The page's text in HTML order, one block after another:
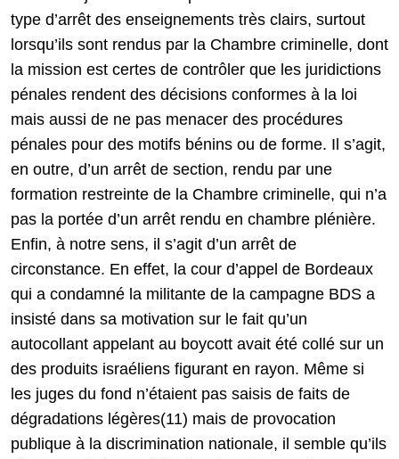
type d’arrêt des enseignements très clairs, surtout
lorsqu’ils sont rendus par la Chambre criminelle, dont
la mission est certes de contrôler que les juridictions
pénales rendent des décisions conformes à la loi
mais aussi de ne pas menacer des procédures
pénales pour des motifs bénins ou de forme. Il s’agit,
en outre, d’un arrêt de section, rendu par une
formation restreinte de la Chambre criminelle, qui n’a
pas la portée d’un arrêt rendu en chambre plénière.
Enfin, à notre sens, il s’agit d’un arrêt de
circonstance. En effet, la cour d’appel de Bordeaux
qui a condamné la militante de la campagne BDS a
insisté dans sa motivation sur le fait qu’un
autocollant appelant au boycott avait été collé sur un
des produits israéliens figurant en rayon. Même si
les juges du fond n’étaient pas saisis de faits de
dégradations légères(11) mais de provocation
publique à la discrimination nationale, il semble qu’ils